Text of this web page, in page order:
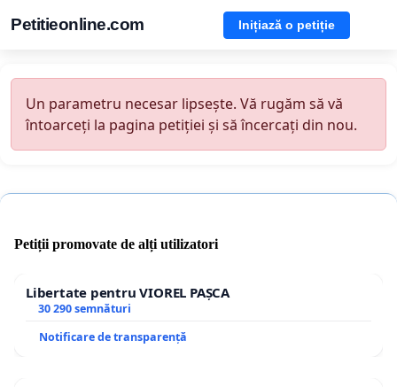
Petitieonline.com Inițiază o petiție
Un parametru necesar lipsește. Vă rugăm să vă
întoarceți la pagina petiției și să încercați din nou.
Petiții promovate de alți utilizatori
Libertate pentru VIOREL PAȘCA
30 290 semnături
Notificare de transparență